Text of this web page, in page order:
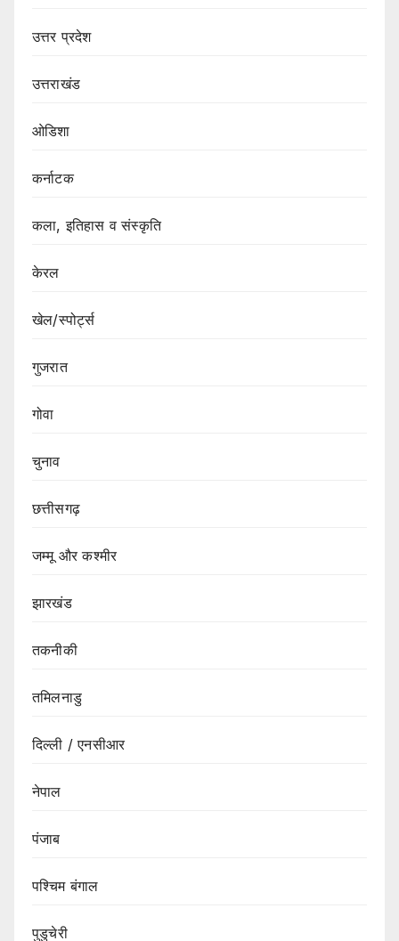
उत्तर प्रदेश
उत्तराखंड
ओडिशा
कर्नाटक
कला, इतिहास व संस्कृति
केरल
खेल/स्पोर्ट्स
गुजरात
गोवा
चुनाव
छत्तीसगढ़
जम्मू और कश्मीर
झारखंड
तकनीकी
तमिलनाडु
दिल्ली / एनसीआर
नेपाल
पंजाब
पश्चिम बंगाल
पुडुचेरी